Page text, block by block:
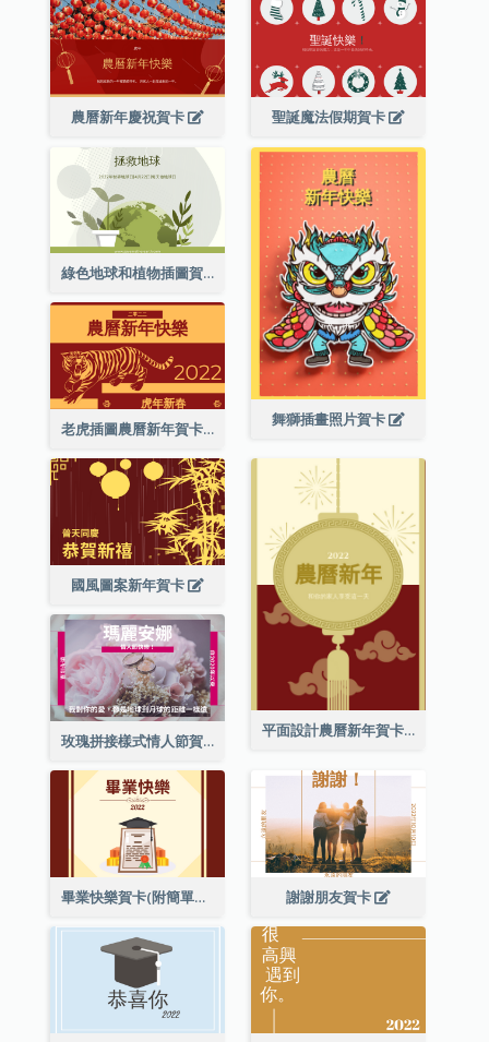
農曆新年慶祝賀卡 聖誕魔法假期賀卡
綠色地球和植物插圖賀卡
舞獅插畫照片賀卡
老虎插圖農曆新年賀卡
國風圖案新年賀卡
平面設計農曆新年賀卡與裝飾
玫瑰拼接樣式情人節賀卡
畢業快樂賀卡(附簡單配圖) 謝謝朋友賀卡